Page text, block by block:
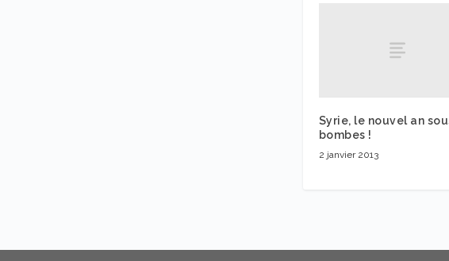
Syrie, le nouvel an
bombes !
2 janvier 2013